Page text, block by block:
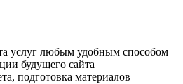
услуг любым удобным способом
будущего сайта
подготовка материалов